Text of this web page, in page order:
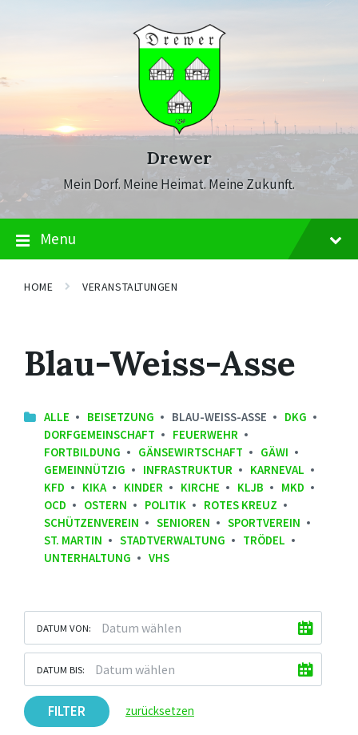
Drewer
Mein Dorf. Meine Heimat. Meine Zukunft.
Menu
HOME VERANSTALTUNGEN
Blau-Weiss-Asse
ALLE BEISETZUNG BLAU-WEISS-ASSE
DKG
DORFGEMEINSCHAFT
FEUERWEHR
FORTBILDUNG
GÄNSEWIRTSCHAFT
GÄWI
GEMEINNÜTZIG
INFRASTRUKTUR
KARNEVAL
KFD
KIKA KINDER KIRCHE KLJB
MKD
OCD
OSTERN POLITIK
ROTES KREUZ
SCHÜTZENVEREIN
SENIOREN
SPORTVEREIN
ST. MARTIN
STADTVERWALTUNG
TRÖDEL
UNTERHALTUNG
VHS
DATUM VON:
DATUM BIS:
FILTER zurücksetzen